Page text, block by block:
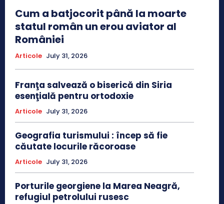
Cum a batjocorit până la moarte
statul român un erou aviator al
României
Articole July 31, 2026
Franţa salvează o biserică din Siria
esenţială pentru ortodoxie
Articole July 31, 2026
Geografia turismului : încep să fie
căutate locurile răcoroase
Articole July 31, 2026
Porturile georgiene la Marea Neagră,
refugiul petrolului rusesc